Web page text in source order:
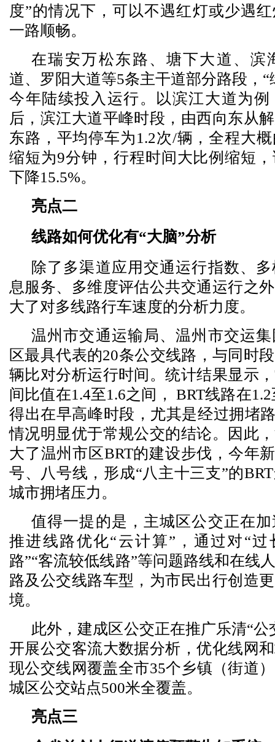
度”的情况下，可以不遇红灯或少遇
一路顺畅。
在瑞安万松东路、塘下大道、滨
道、罗阳大道等5条主干道部分路段，“
今年陆续投入运行。以滨江大道为
后，滨江大道平峰时段，由西向东从
东路，平均停车为1.2次/辆，全程大
缩短为9分钟，行程时间大比例缩短
下降15.5%。
亮点二
线路如何优化有“大脑”分析
除了多渠道应用交通运行指数、
息服务、多维度评估公共交通运行之
大了对多线路行车速度的分析力度。
温州市交通运输局、温州市交运
区最具代表的20条公交线路，与同时
辆比对分析运行时间。统计结果显示
间比值在1.4至1.6之间， BRT线路在
得出在早高峰时段，尤其是经过拥堵
情况明显优于常规公交的结论。因此
大了温州市区BRT的建设步伐，今年
号、八号线，形成“八主十三支”的
城市拥堵压力。
值得一提的是，主城区公交正在
推进线路优化“云计算”，通过对“过
路”“客流较低线路”等问题路线和在线
路及公交线路车型，为市民出行创造
境。
此外，建成区公交正在推广乐清“公
开展公交客流大数据分析，优化线网
现公交线网覆盖全市35个乡镇（街道
城区公交站点500米全覆盖。
亮点三